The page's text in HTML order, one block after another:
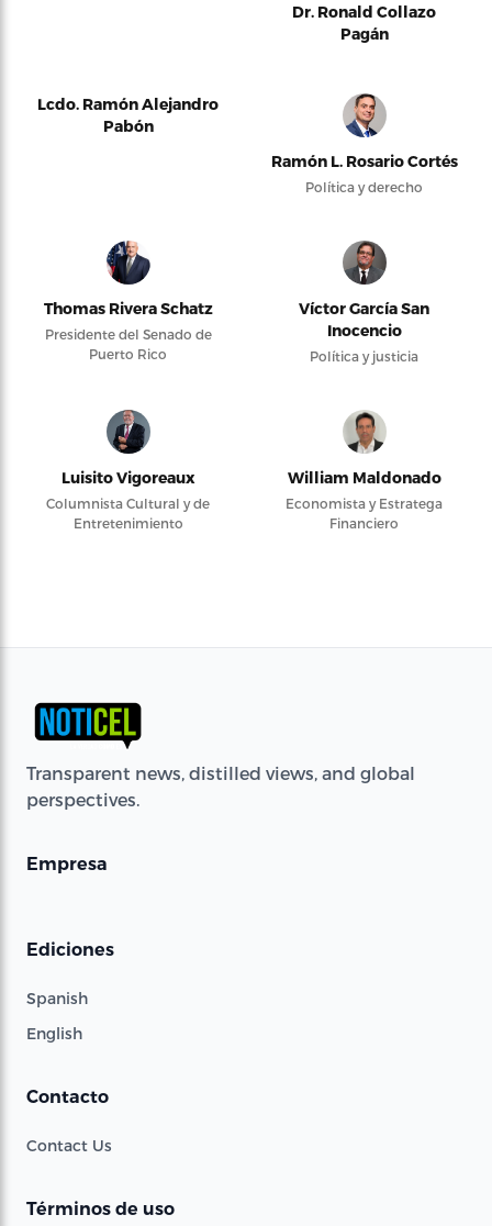
Dr. Ronald Collazo
Pagán
Lcdo. Ramón Alejandro
Pabón
Ramón L. Rosario Cortés
Política y derecho
Thomas Rivera Schatz
Presidente del Senado de
Puerto Rico
Víctor García San
Inocencio
Política y justicia
Luisito Vigoreaux
Columnista Cultural y de
Entretenimiento
William Maldonado
Economista y Estratega
Financiero
Transparent news, distilled views, and global
perspectives.
Empresa
Ediciones
Spanish
English
Contacto
Contact Us
Términos de uso